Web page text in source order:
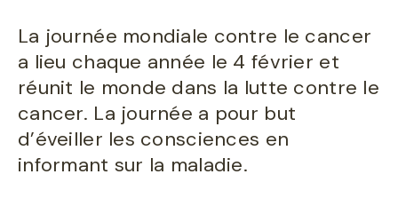
La journée mondiale contre le cancer
a lieu chaque année le 4 février et
réunit le monde dans la lutte contre le
cancer. La journée a pour but
d’éveiller les consciences en
informant sur la maladie.